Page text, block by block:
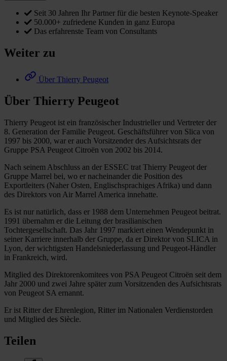
Seit 30 Jahren Ihr Partner für die besten Keynote-Speaker
50.000+ zufriedene Kunden in ganz Europa
Das erfahrenste Team von Consultants
Weiter zu
Über Thierry Peugeot
Über Thierry Peugeot
Thierry Peugeot ist ein französischer Industrieller und Vertreter der
8. Generation der Familie Peugeot. Geschäftsführer von Slica von
1997 bis 2000, war er auch Vorsitzender des Aufsichtsrats der
Gruppe PSA Peugeot Citroën von 2002 bis 2014.
Nach seinem Abschluss an der ESSEC trat Thierry Peugeot der
Gruppe Marrel bei, wo er nacheinander die Position des
Exportleiters (Naher Osten, Englischsprachiges Afrika) und dann
des Direktors von Air Marrel America innehatte.
Es ist nur natürlich, dass er 1988 dem Unternehmen Peugeot beitrat.
1991 übernahm er die Leitung der brasilianischen
Tochtergesellschaft. Das Jahr 1997 markiert einen Wendepunkt in
seiner Karriere innerhalb der Gruppe, da er Direktor von SLICA in
Lyon, der wichtigsten Handelsniederlassung und Peugeot-Händler
in Frankreich, wird.
Mitglied des Direktorenkomitees von PSA Peugeot Citroën seit dem
Jahr 2000 und zwei Jahre später zum Vorsitzenden des Aufsichtsrats
von Peugeot SA ernannt.
Er ist Ritter der Ehrenlegion, Ritter im Nationalen Verdienstorden
und Mitglied des Siècle.
Teilen